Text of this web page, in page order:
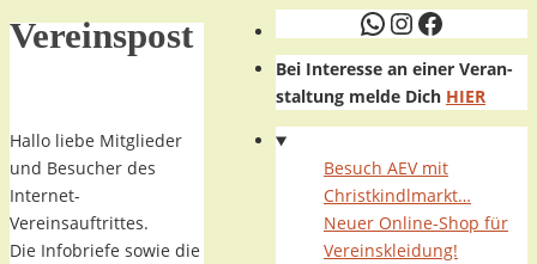
Vereinspost
Hallo liebe Mitglieder
und Besucher des
Internet-
Vereinsauftrittes.
Die Infobriefe sowie die
WhatsApp
Instagram
Bei Interesse an einer Veran-
staltung melde Dich HIER
Besuch AEV mit
Christkindlmarkt…
Neuer Online-Shop für
Vereinskleidung!